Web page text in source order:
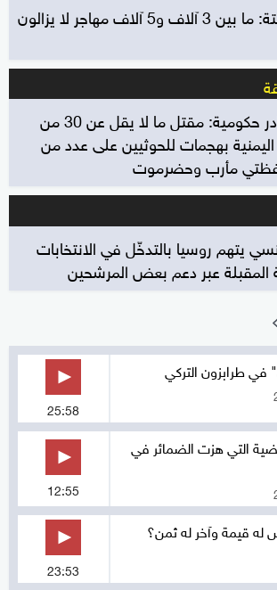
السلطات في سبتة: ما بين 3 آلاف و5 آلاف مهاجر لا يزالون
"رويترز" عن مصادر حكومية: مقتل ما لا يقل عن 30 من
بهجمات للحوثيين على عدد من
مأرب وحضرموت
يتهم روسيا بالتدخّل في الانتخابات
المقبلة عبر دعم بعض المرشحين
طرابزون التركي
25:58
التي هزت الضمائر في
12:55
قيمة وآخر له ثمن؟
23:53